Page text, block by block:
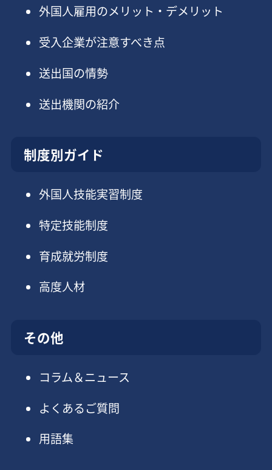
外国人雇用のメリット・デメリット
受入企業が注意すべき点
送出国の情勢
送出機関の紹介
制度別ガイド
外国人技能実習制度
特定技能制度
育成就労制度
高度人材
その他
コラム＆ニュース
よくあるご質問
用語集